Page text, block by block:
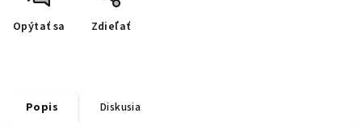
Opýtať sa Zdieľať
Popis Diskusia